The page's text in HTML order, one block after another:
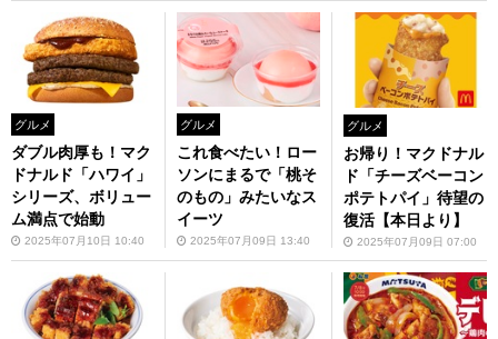
グルメ
ダブル肉厚も！マク
ドナルド「ハワイ」
シリーズ、ボリュー
ム満点で始動
2025年07月10日 10:40
グルメ
これ食べたい！ロー
ソンにまるで「桃そ
のもの」みたいなス
イーツ
2025年07月09日 13:40
グルメ
お帰り！マクドナル
ド「チーズベーコン
ポテトパイ」待望の
復活【本日より】
2025年07月09日 07:00